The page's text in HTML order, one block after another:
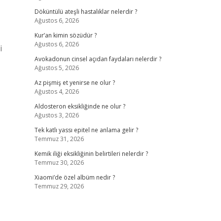
Döküntülü ateşli hastalıklar nelerdir ?
Ağustos 6, 2026
Kur’an kimin sözüdür ?
Ağustos 6, 2026
Avokadonun cinsel açıdan faydaları nelerdir ?
Ağustos 5, 2026
Az pişmiş et yenirse ne olur ?
Ağustos 4, 2026
Aldosteron eksikliğinde ne olur ?
Ağustos 3, 2026
Tek katlı yassı epitel ne anlama gelir ?
Temmuz 31, 2026
Kemik iliği eksikliğinin belirtileri nelerdir ?
Temmuz 30, 2026
Xiaomi’de özel albüm nedir ?
Temmuz 29, 2026